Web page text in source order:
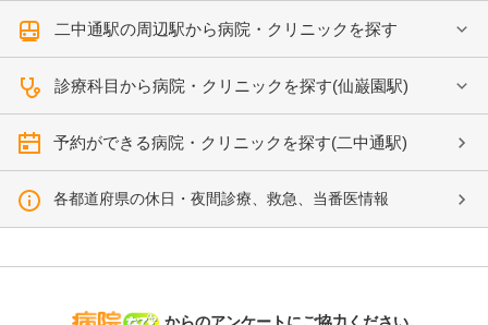
二中通駅の周辺駅から病院・クリニックを探す
診療科目から病院・クリニックを探す(仙巌園駅)
予約ができる病院・クリニックを探す(二中通駅)
各都道府県の休日・夜間診療、救急、当番医情報